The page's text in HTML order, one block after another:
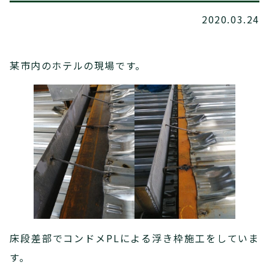
2020.03.24
某市内のホテルの現場です。
床段差部でコンドメPLによる浮き枠施工をしていま
す。